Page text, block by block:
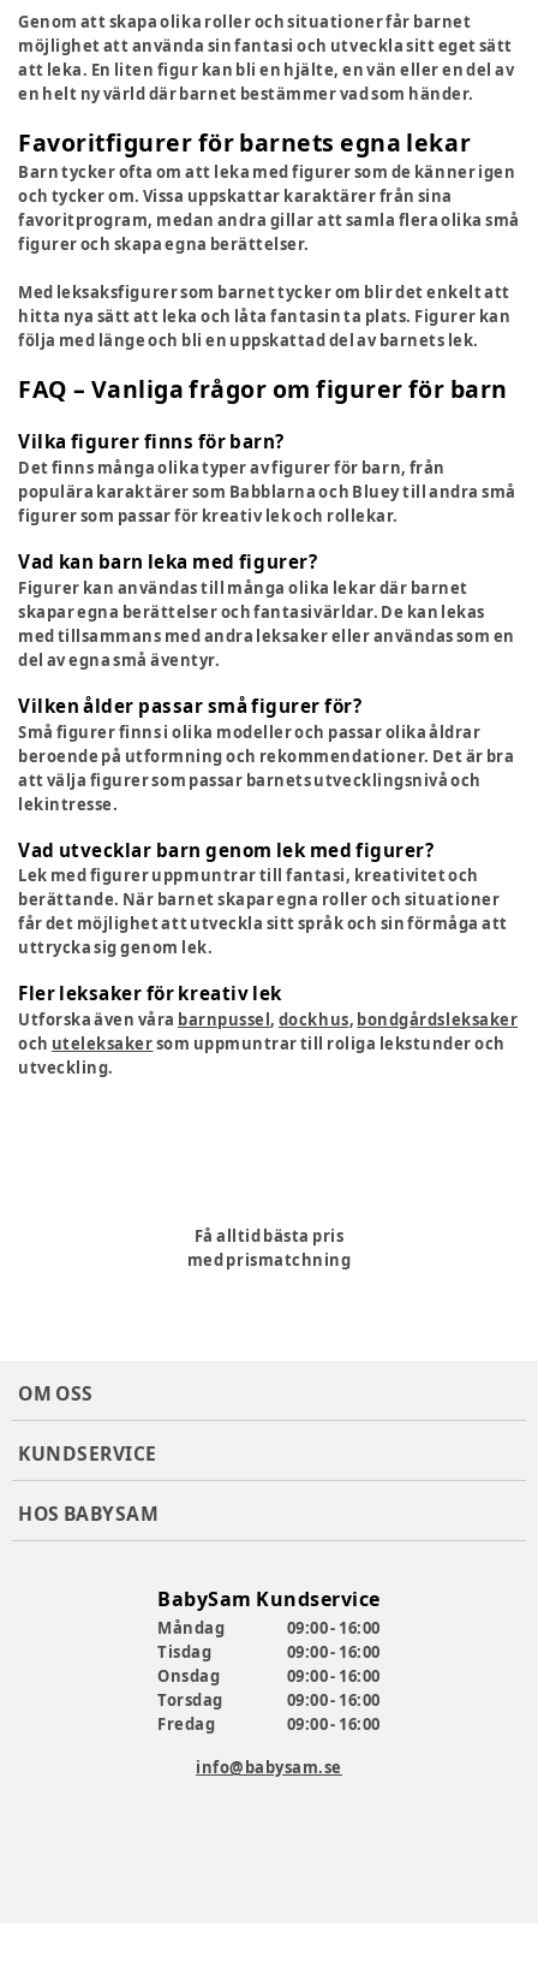
Genom att skapa olika roller och situationer får barnet
möjlighet att använda sin fantasi och utveckla sitt eget sätt
att leka. En liten figur kan bli en hjälte, en vän eller en del av
en helt ny värld där barnet bestämmer vad som händer.
Favoritfigurer för barnets egna lekar
Barn tycker ofta om att leka med figurer som de känner igen
och tycker om. Vissa uppskattar karaktärer från sina
favoritprogram, medan andra gillar att samla flera olika små
figurer och skapa egna berättelser.
Med leksaksfigurer som barnet tycker om blir det enkelt att
hitta nya sätt att leka och låta fantasin ta plats. Figurer kan
följa med länge och bli en uppskattad del av barnets lek.
FAQ – Vanliga frågor om figurer för barn
Vilka figurer finns för barn?
Det finns många olika typer av figurer för barn, från
populära karaktärer som Babblarna och Bluey till andra små
figurer som passar för kreativ lek och rollekar.
Vad kan barn leka med figurer?
Figurer kan användas till många olika lekar där barnet
skapar egna berättelser och fantasivärldar. De kan lekas
med tillsammans med andra leksaker eller användas som en
del av egna små äventyr.
Vilken ålder passar små figurer för?
Små figurer finns i olika modeller och passar olika åldrar
beroende på utformning och rekommendationer. Det är bra
att välja figurer som passar barnets utvecklingsnivå och
lekintresse.
Vad utvecklar barn genom lek med figurer?
Lek med figurer uppmuntrar till fantasi, kreativitet och
berättande. När barnet skapar egna roller och situationer
får det möjlighet att utveckla sitt språk och sin förmåga att
uttrycka sig genom lek.
Fler leksaker för kreativ lek
Utforska även våra barnpussel, dockhus, bondgårdsleksaker
och uteleksakersom uppmuntrar till roliga lekstunder och
utveckling.
Få alltid bästa pris
med prismatchning
OM OSS
KUNDSERVICE
HOS BABYSAM
BabySam Kundservice
Måndag
09:00 - 16:00
Tisdag
09:00 - 16:00
Onsdag
09:00 - 16:00
Torsdag
09:00 - 16:00
Fredag
09:00 - 16:00
info@babysam.se